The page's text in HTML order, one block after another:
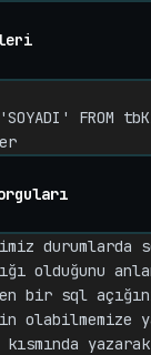
FROM
durumlarda
olduğunu
bir sql
olabilmemize
kısmında